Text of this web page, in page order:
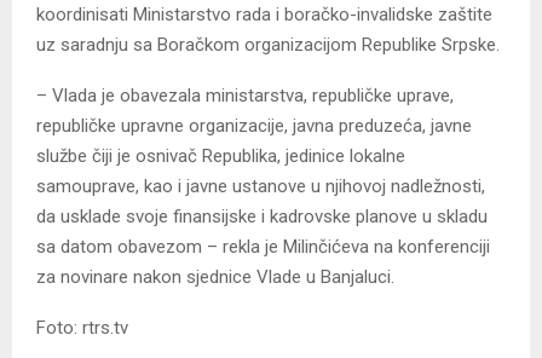
koordinisati Ministarstvo rada i boračko-invalidske zaštite
uz saradnju sa Boračkom organizacijom Republike Srpske.
– Vlada je obavezala ministarstva, republičke uprave,
republičke upravne organizacije, javna preduzeća, javne
službe čiji je osnivač Republika, jedinice lokalne
samouprave, kao i javne ustanove u njihovoj nadležnosti,
da usklade svoje finansijske i kadrovske planove u skladu
sa datom obavezom – rekla je Milinčićeva na konferenciji
za novinare nakon sjednice Vlade u Banjaluci.
Foto: rtrs.tv